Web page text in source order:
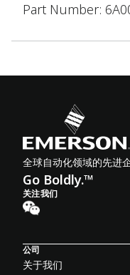
Part Number:
全球自动化领域的先进
Go Boldly.™
关注我们
公司
关于我们